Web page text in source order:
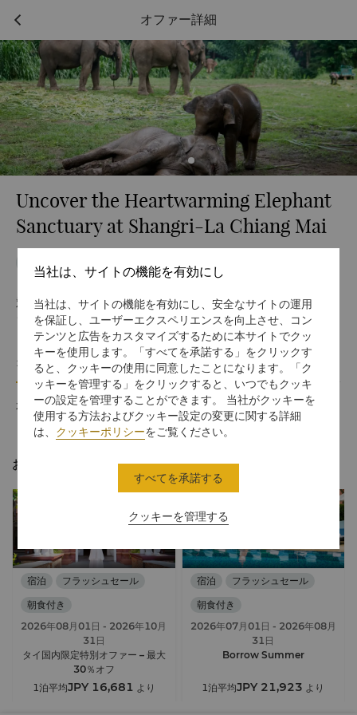
オファー詳細
Uncover the Heartwarming Elephant
Sanctuary at Shangri-La Chiang Mai
対象ホテル
シャングリ・ラ チェンマイ
オファー詳細 利用規約
本オファーは英語でのみのご案内となります。
おすすめのオファー
宿泊
フラッシュセール
朝食付き
2026年08月01日 - 2026年10月
31日
タイ国内限定特別オファー – 最大
30％オフ
1泊平均JPY 16,681 より
宿泊
フラッシュセール
朝食付き
2026年07月01日 - 2026年08月
31日
Borrow Summer
1泊平均JPY 21,923 より
当社は、サイトの機能を有効にし
当社は、サイトの機能を有効にし、安全なサイトの運用
を保証し、ユーザーエクスペリエンスを向上させ、コン
テンツと広告をカスタマイズするために本サイトでクッ
キーを使用します。「すべてを承諾する」をクリックす
ると、クッキーの使用に同意したことになります。「ク
ッキーを管理する」をクリックすると、いつでもクッキ
ーの設定を管理することができます。 当社がクッキーを
使用する方法およびクッキー設定の変更に関する詳細
は、 クッキーポリシーをご覧ください。
クッキーを管理する
すべてを承諾する